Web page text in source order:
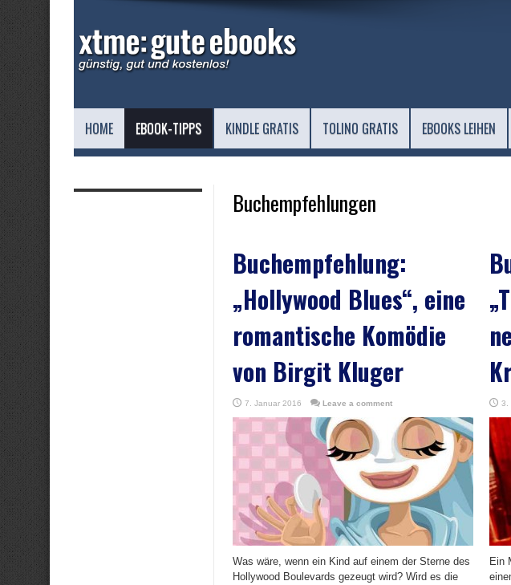
HOME EBOOK-TIPPS KINDLE GRATIS TOLINO GRATIS EBOOKS LEIHEN
Buchempfehlungen
Buchempfehlung:
„Hollywood Blues“, eine
romantische Komödie
von Birgit Kluger
7. Januar 2016 Leave a comment
Was wäre, wenn ein Kind auf einem der Sterne des
Hollywood Boulevards gezeugt wird? Wird es die
3.
Ein